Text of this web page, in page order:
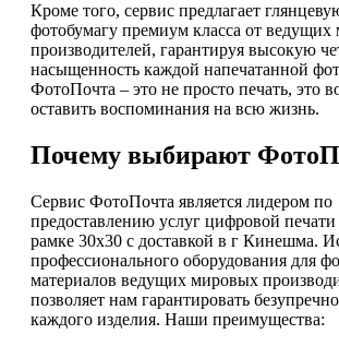
Кроме того, сервис предлагает
фотобумагу премиум класса от
производителей, гарантируя высокую
насыщенность каждой напечатанной
ФотоПочта – это не просто печать, это
оставить воспоминания на всю жизнь.
Почему выбирают
Сервис ФотоПочта является лидером по
предоставлению услуг цифровой
рамке 30х30 с доставкой в г Кинешма.
профессионального оборудования для
материалов ведущих мировых
позволяет нам гарантировать
каждого изделия. Наши преимущества: